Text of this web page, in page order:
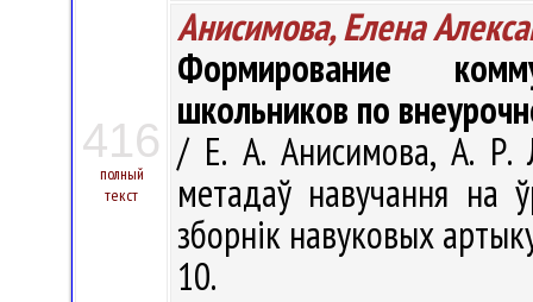
416
полный
текст
Анисимова, Елена
Формирование
школьников по
/ Е. А. Анисимова, А. Р.
метадаў навучання на
зборнік навуковых
10.